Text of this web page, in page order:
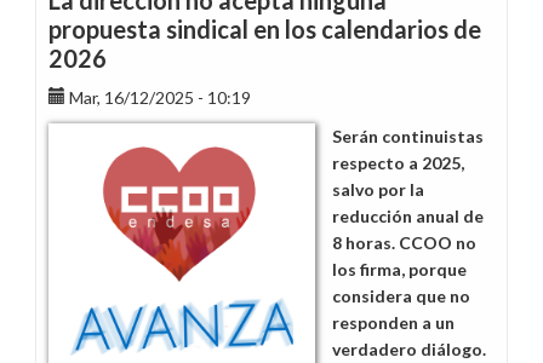
Junta
18
marzo
Alagón
propuesta sindical en los calendarios de
2026
Mar, 16/12/2025 - 10:19
Serán continuistas
respecto a 2025,
salvo por la
reducción anual de
8 horas. CCOO no
los firma, porque
considera que no
responden a un
verdadero diálogo.